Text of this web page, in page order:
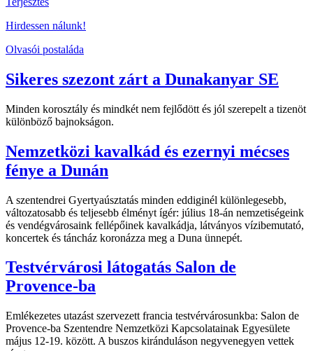
Hirdessen nálunk!
Olvasói postaláda
Sikeres szezont zárt a Dunakanyar SE
Minden korosztály és mindkét nem fejlődött és jól szerepelt a tizenöt
különböző bajnokságon.
Nemzetközi kavalkád és ezernyi mécses
fénye a Dunán
A szentendrei Gyertyaúsztatás minden eddiginél különlegesebb,
változatosabb és teljesebb élményt ígér: július 18-án nemzetiségeink
és vendégvárosaink fellépőinek kavalkádja, látványos vízibemutató,
koncertek és táncház koronázza meg a Duna ünnepét.
Testvérvárosi látogatás Salon de
Provence-ba
Emlékezetes utazást szervezett francia testvérvárosunkba: Salon de
Provence-ba Szentendre Nemzetközi Kapcsolatainak Egyesülete
május 12-19. között. A buszos kiránduláson negyvenegyen vettek